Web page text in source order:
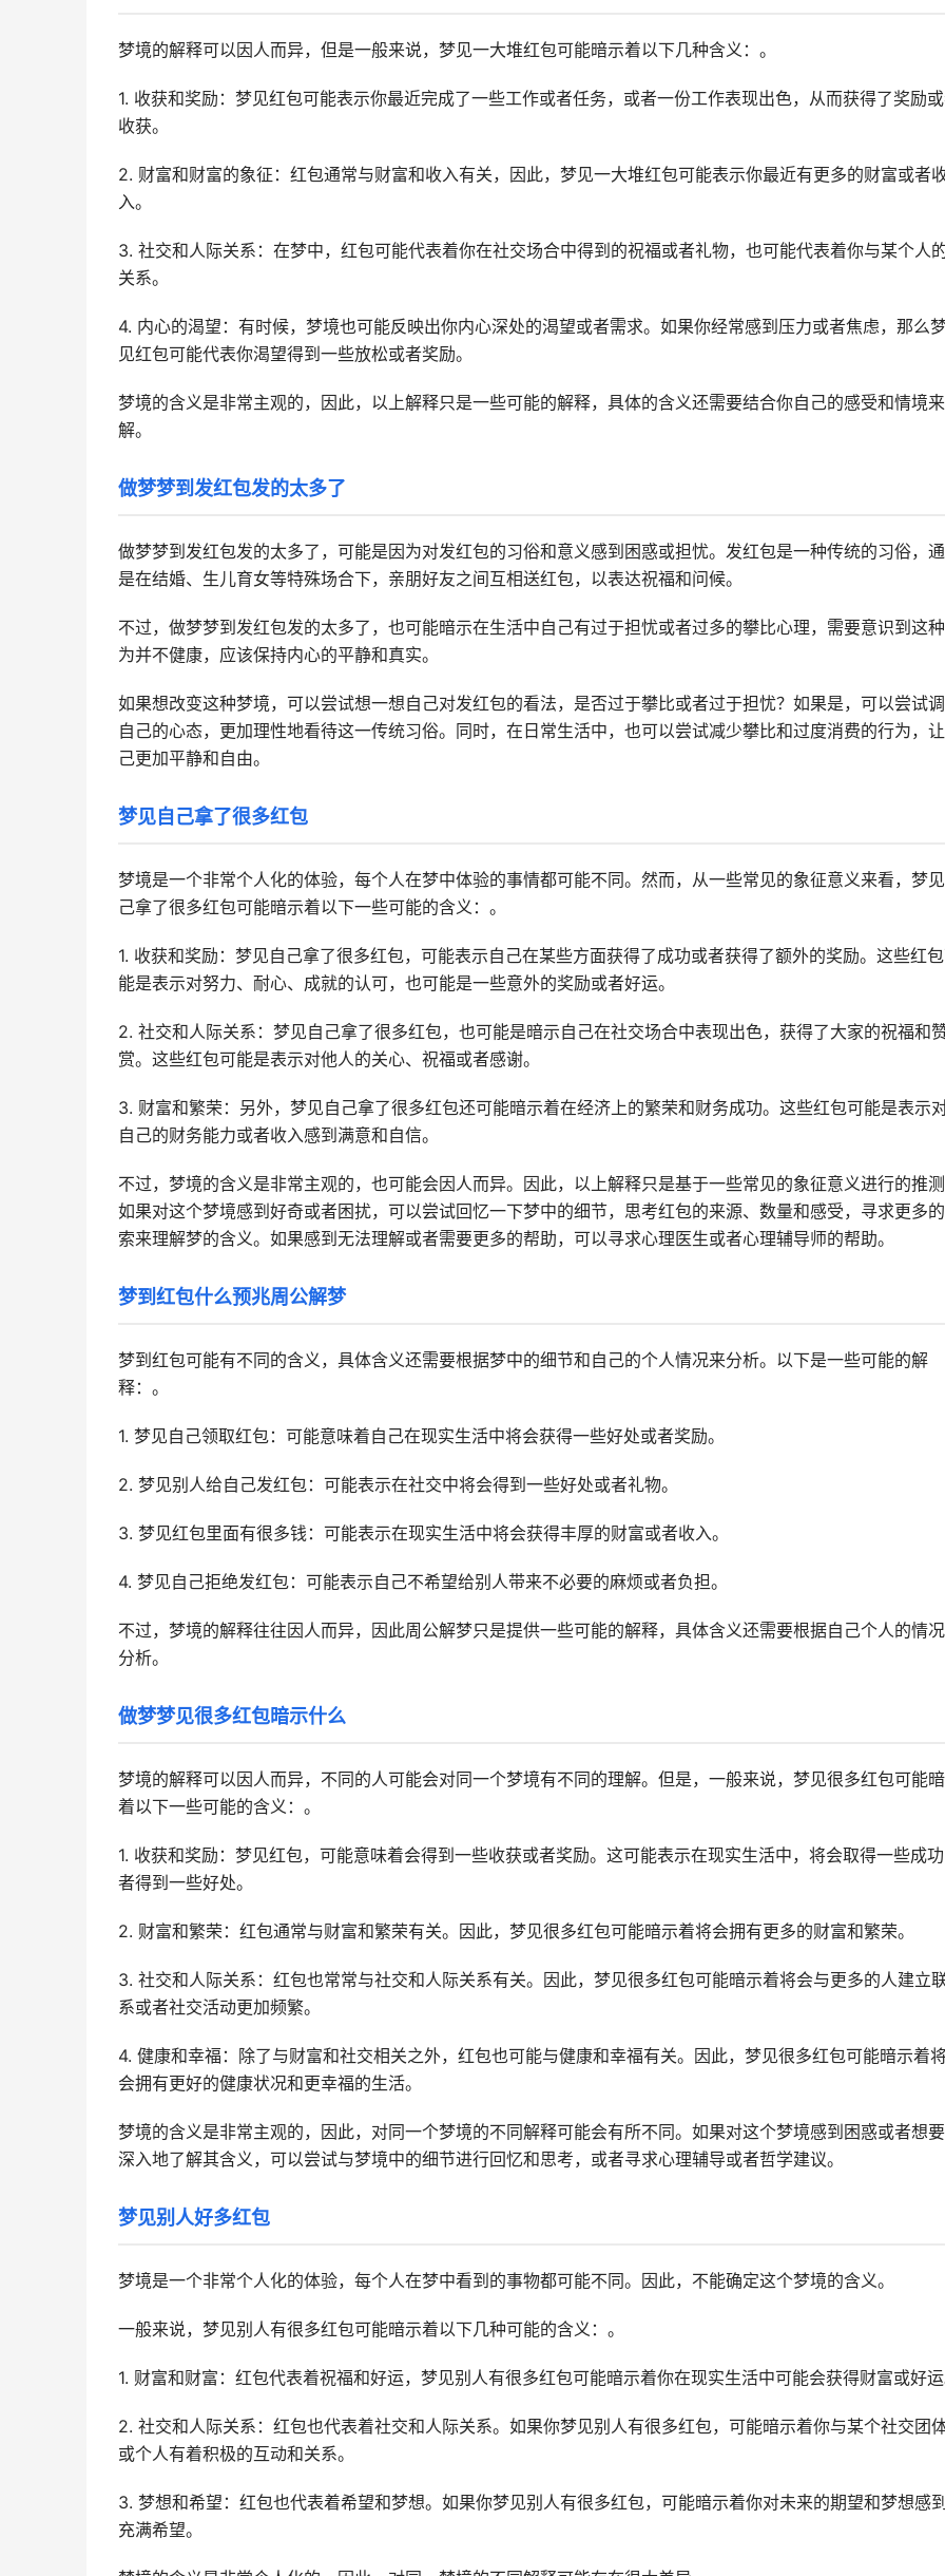
梦境的解释可以因人而异，但是一般来说，梦见一大堆红包可能暗示着以下几种含义：。
1. 收获和奖励：梦见红包可能表示你最近完成了一些工作或者任务，或者一份工作表现出色，从而获得了奖励
收获。
2. 财富和财富的象征：红包通常与财富和收入有关，因此，梦见一大堆红包可能表示你最近有更多的财富或者
入。
3. 社交和人际关系：在梦中，红包可能代表着你在社交场合中得到的祝福或者礼物，也可能代表着你与某个人
关系。
4. 内心的渴望：有时候，梦境也可能反映出你内心深处的渴望或者需求。如果你经常感到压力或者焦虑，那么
见红包可能代表你渴望得到一些放松或者奖励。
梦境的含义是非常主观的，因此，以上解释只是一些可能的解释，具体的含义还需要结合你自己的感受和情境
解。
做梦梦到发红包发的太多了
做梦梦到发红包发的太多了，可能是因为对发红包的习俗和意义感到困惑或担忧。发红包是一种传统的习俗，
是在结婚、生儿育女等特殊场合下，亲朋好友之间互相送红包，以表达祝福和问候。
不过，做梦梦到发红包发的太多了，也可能暗示在生活中自己有过于担忧或者过多的攀比心理，需要意识到这
为并不健康，应该保持内心的平静和真实。
如果想改变这种梦境，可以尝试想一想自己对发红包的看法，是否过于攀比或者过于担忧？如果是，可以尝试
自己的心态，更加理性地看待这一传统习俗。同时，在日常生活中，也可以尝试减少攀比和过度消费的行为，
己更加平静和自由。
梦见自己拿了很多红包
梦境是一个非常个人化的体验，每个人在梦中体验的事情都可能不同。然而，从一些常见的象征意义来看，梦
己拿了很多红包可能暗示着以下一些可能的含义：。
1. 收获和奖励：梦见自己拿了很多红包，可能表示自己在某些方面获得了成功或者获得了额外的奖励。这些红
能是表示对努力、耐心、成就的认可，也可能是一些意外的奖励或者好运。
2. 社交和人际关系：梦见自己拿了很多红包，也可能是暗示自己在社交场合中表现出色，获得了大家的祝福和
赏。这些红包可能是表示对他人的关心、祝福或者感谢。
3. 财富和繁荣：另外，梦见自己拿了很多红包还可能暗示着在经济上的繁荣和财务成功。这些红包可能是表示
自己的财务能力或者收入感到满意和自信。
不过，梦境的含义是非常主观的，也可能会因人而异。因此，以上解释只是基于一些常见的象征意义进行的推
如果对这个梦境感到好奇或者困扰，可以尝试回忆一下梦中的细节，思考红包的来源、数量和感受，寻求更多
索来理解梦的含义。如果感到无法理解或者需要更多的帮助，可以寻求心理医生或者心理辅导师的帮助。
梦到红包什么预兆周公解梦
梦到红包可能有不同的含义，具体含义还需要根据梦中的细节和自己的个人情况来分析。以下是一些可能的解
释：。
1. 梦见自己领取红包：可能意味着自己在现实生活中将会获得一些好处或者奖励。
2. 梦见别人给自己发红包：可能表示在社交中将会得到一些好处或者礼物。
3. 梦见红包里面有很多钱：可能表示在现实生活中将会获得丰厚的财富或者收入。
4. 梦见自己拒绝发红包：可能表示自己不希望给别人带来不必要的麻烦或者负担。
不过，梦境的解释往往因人而异，因此周公解梦只是提供一些可能的解释，具体含义还需要根据自己个人的情
分析。
做梦梦见很多红包暗示什么
梦境的解释可以因人而异，不同的人可能会对同一个梦境有不同的理解。但是，一般来说，梦见很多红包可能
着以下一些可能的含义：。
1. 收获和奖励：梦见红包，可能意味着会得到一些收获或者奖励。这可能表示在现实生活中，将会取得一些成
者得到一些好处。
2. 财富和繁荣：红包通常与财富和繁荣有关。因此，梦见很多红包可能暗示着将会拥有更多的财富和繁荣。
3. 社交和人际关系：红包也常常与社交和人际关系有关。因此，梦见很多红包可能暗示着将会与更多的人建立
系或者社交活动更加频繁。
4. 健康和幸福：除了与财富和社交相关之外，红包也可能与健康和幸福有关。因此，梦见很多红包可能暗示着
会拥有更好的健康状况和更幸福的生活。
梦境的含义是非常主观的，因此，对同一个梦境的不同解释可能会有所不同。如果对这个梦境感到困惑或者想
深入地了解其含义，可以尝试与梦境中的细节进行回忆和思考，或者寻求心理辅导或者哲学建议。
梦见别人好多红包
梦境是一个非常个人化的体验，每个人在梦中看到的事物都可能不同。因此，不能确定这个梦境的含义。
一般来说，梦见别人有很多红包可能暗示着以下几种可能的含义：。
1. 财富和财富：红包代表着祝福和好运，梦见别人有很多红包可能暗示着你在现实生活中可能会获得财富或好
2. 社交和人际关系：红包也代表着社交和人际关系。如果你梦见别人有很多红包，可能暗示着你与某个社交团
或个人有着积极的互动和关系。
3. 梦想和希望：红包也代表着希望和梦想。如果你梦见别人有很多红包，可能暗示着你对未来的期望和梦想感
充满希望。